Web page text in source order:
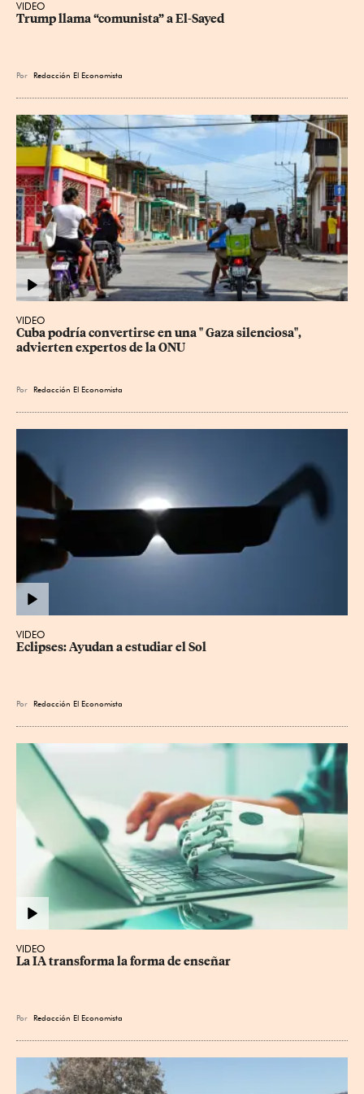
VIDEO
Trump llama “comunista” a El-Sayed
Por Redacción El Economista
VIDEO
Cuba podría convertirse en una " Gaza silenciosa",
advierten expertos de la ONU
Por Redacción El Economista
VIDEO
Eclipses: Ayudan a estudiar el Sol
Por Redacción El Economista
VIDEO
La IA transforma la forma de enseñar
Por Redacción El Economista